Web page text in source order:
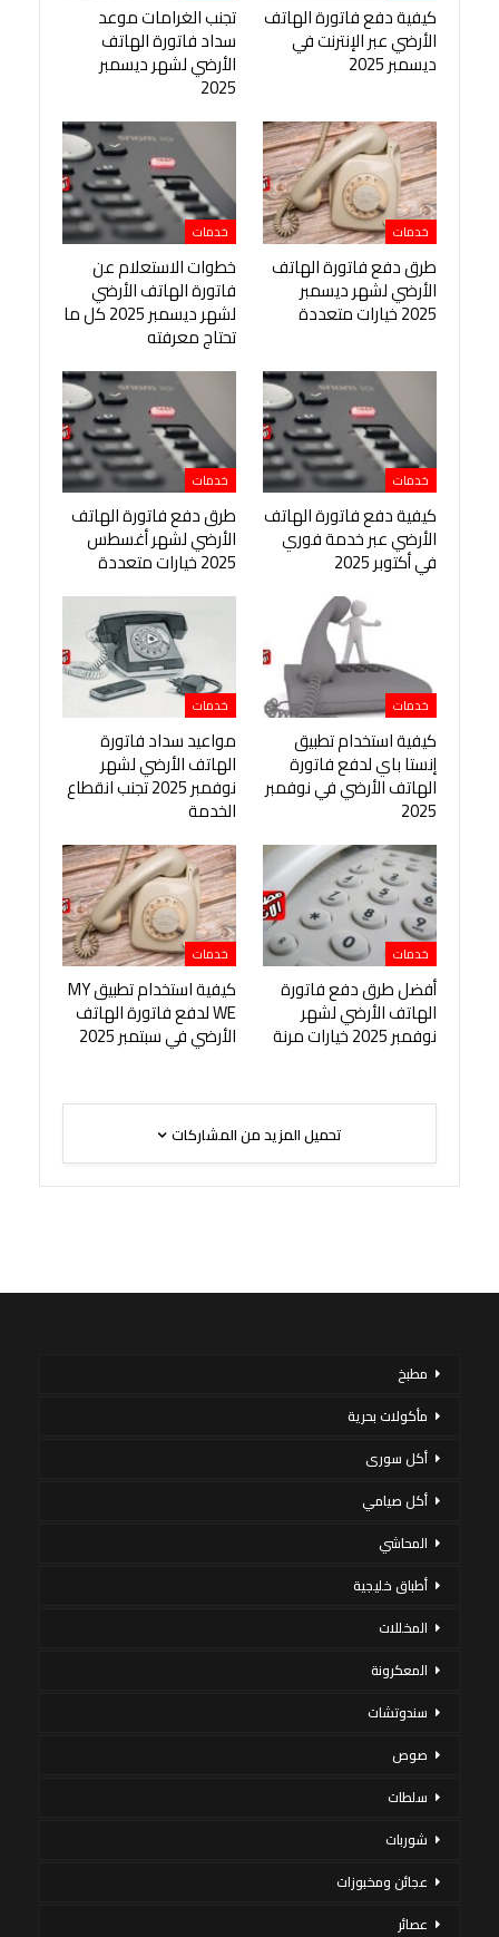
كيفية دفع فاتورة الهاتف
الأرضي عبر الإنترنت في
ديسمبر 2025
تجنب الغرامات موعد
سداد فاتورة الهاتف
الأرضي لشهر ديسمبر
2025
خدمات
طرق دفع فاتورة الهاتف
الأرضي لشهر ديسمبر
2025 خيارات متعددة
خدمات
خطوات الاستعلام عن
فاتورة الهاتف الأرضي
لشهر ديسمبر 2025 كل ما
تحتاج معرفته
خدمات
كيفية دفع فاتورة الهاتف
الأرضي عبر خدمة فوري
في أكتوبر 2025
خدمات
طرق دفع فاتورة الهاتف
الأرضي لشهر أغسطس
2025 خيارات متعددة
خدمات
كيفية استخدام تطبيق
إنستا باي لدفع فاتورة
الهاتف الأرضي في نوفمبر
2025
خدمات
مواعيد سداد فاتورة
الهاتف الأرضي لشهر
نوفمبر 2025 تجنب انقطاع
الخدمة
خدمات
أفضل طرق دفع فاتورة
الهاتف الأرضي لشهر
نوفمبر 2025 خيارات مرنة
خدمات
كيفية استخدام تطبيق MY
WE لدفع فاتورة الهاتف
الأرضي في سبتمبر 2025
تحميل المزيد من المشاركات
مطبخ
مأكولات بحرية
أكل سورى
أكل صيامي
المحاشي
أطباق خليجية
المخللات
المعكرونة
سندوتشات
صوص
سلطات
شوربات
عجائن ومخبوزات
عصائر